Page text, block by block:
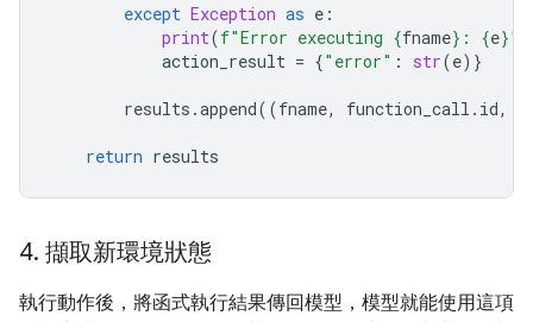
except Exception as e :
print(f"Error executing {fname} : {e}"
action_result = {"error" : str(e)}
results .append((fname, function_call . id,
return results
4. 擷取新環境狀態
執行動作後，將函式執行結果傳回模型，模型就能使用這項